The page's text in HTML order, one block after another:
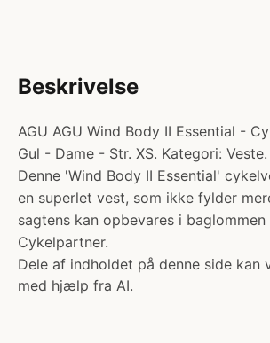
Beskrivelse
AGU AGU Wind Body II Essential -
Gul - Dame - Str. XS. Kategori:
Denne 'Wind Body II Essential'
en superlet vest, som ikke fylder
sagtens kan opbevares i baglommen
Cykelpartner.
Dele af indholdet på denne side kan
med hjælp fra AI.